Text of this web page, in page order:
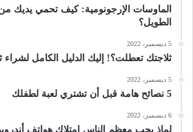
الماوسات الإرجونومية: كيف تحمي يديك من
الطويل؟
5 ديسمبر، 2022
ثلاجتك تعطلت؟! إليك الدليل الكامل لشراء
5 ديسمبر، 2022
5 نصائح هامة قبل أن تشتري لعبة لطفلك
6 ديسمبر، 2022
لماذ يحب معظم الناس امتلاك هواتف